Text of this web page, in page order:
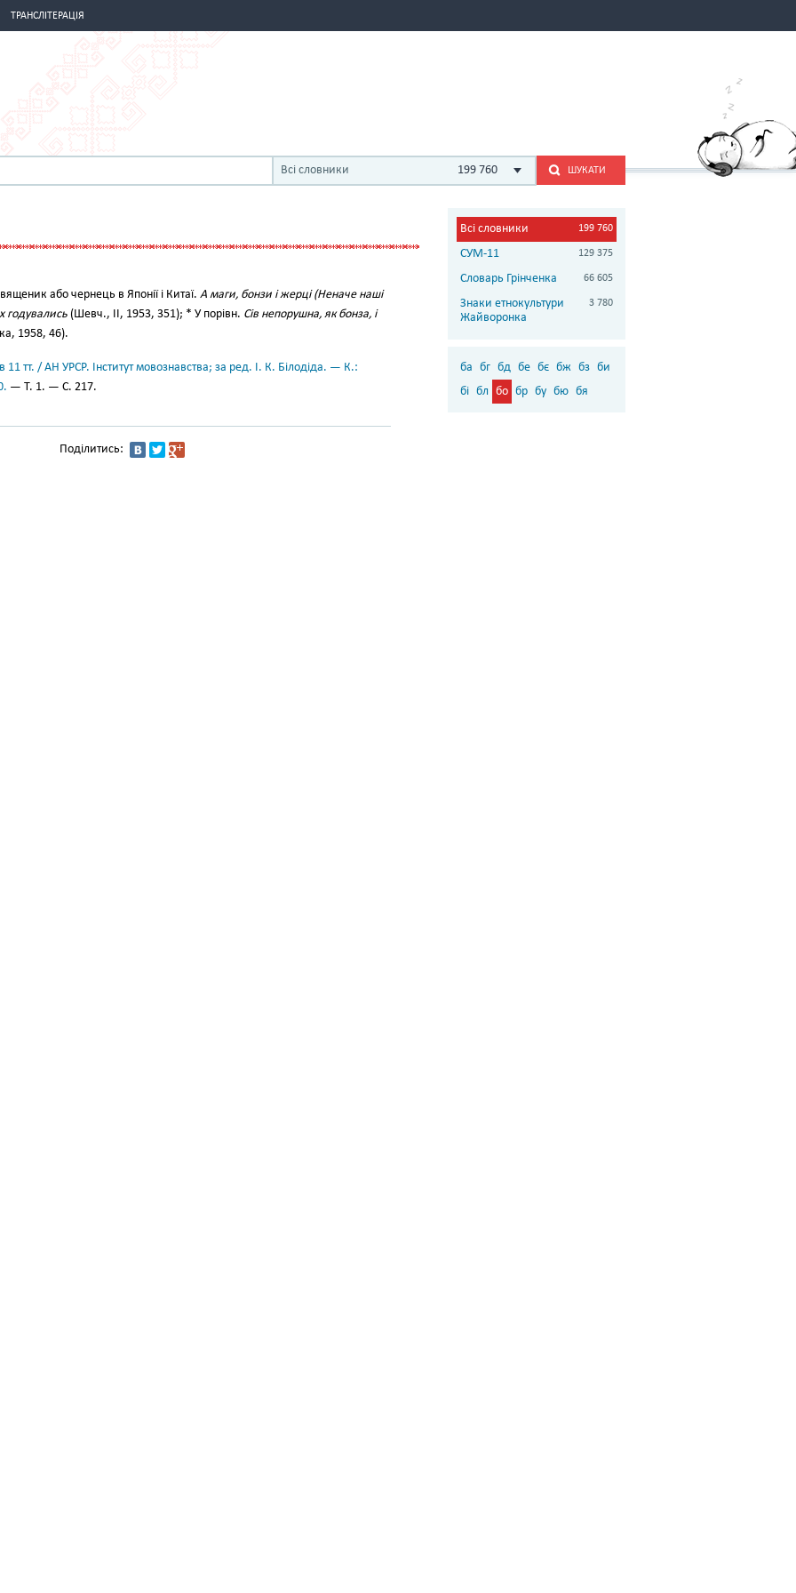
ТРАНСЛІТЕРАЦІЯ
Всі словники 199 760 ШУКАТИ
або чернець в Японії і Китаї. А маги, бонзи і жерці (Неначе наші
годувались (Шевч., II, 1953, 351); * У порівн. Сів непорушна, як бонза, і
1958, 46).
11 тт. / АН УРСР. Інститут мовознавства; за ред. І. К. Білодіда. — К.:
— Т. 1. — С. 217.
Поділитись:
Всі словники 199 760
СУМ-11 129 375
Словарь Грінченка 66 605
Знаки етнокультури
Жайворонка
3 780
ба бг бд бе бє бж бз би
бі бл бо бр бу бю бя